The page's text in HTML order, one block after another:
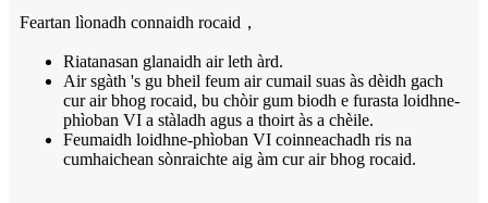
Feartan lìonadh connaidh rocaid ，
Riatanasan glanaidh air leth àrd.
Air sgàth 's gu bheil feum air cumail suas às dèidh gach
cur air bhog rocaid, bu chòir gum biodh e furasta loidhne-
phìoban VI a stàladh agus a thoirt às a chèile.
Feumaidh loidhne-phìoban VI coinneachadh ris na
cumhaichean sònraichte aig àm cur air bhog rocaid.